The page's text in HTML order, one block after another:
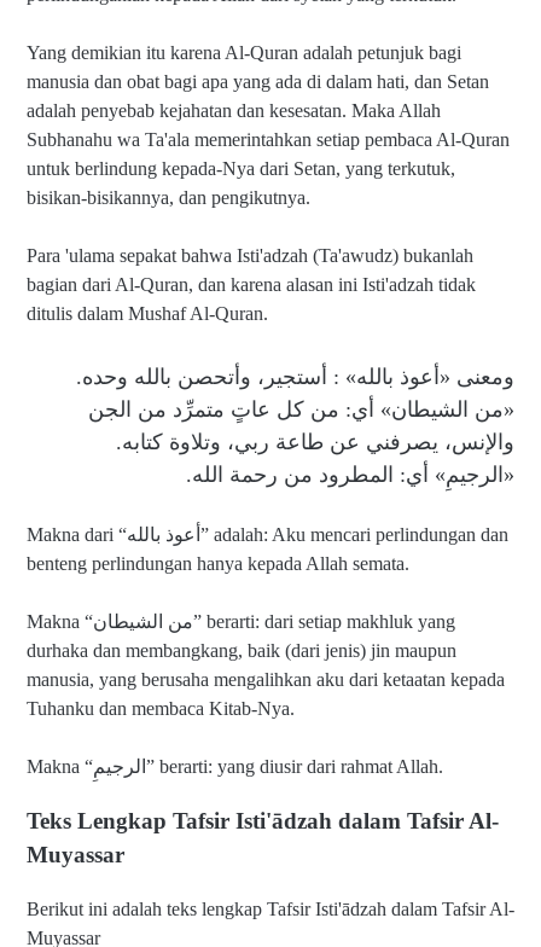
Yang demikian itu karena Al-Quran adalah petunjuk bagi
manusia dan obat bagi apa yang ada di dalam hati, dan Setan
adalah penyebab kejahatan dan kesesatan. Maka Allah
Subhanahu wa Ta'ala memerintahkan setiap pembaca Al-Quran
untuk berlindung kepada-Nya dari Setan, yang terkutuk,
bisikan-bisikannya, dan pengikutnya.
Para 'ulama sepakat bahwa Isti'adzah (Ta'awudz) bukanlah
bagian dari Al-Quran, dan karena alasan ini Isti'adzah tidak
ditulis dalam Mushaf Al-Quran.
ومعنى «أعوذ بالله» : أستجير، وأتحصن بالله وحده.
«من الشيطان» أي: من كل عاتٍ متمرِّد من الجن
والإنس، يصرفني عن طاعة ربي، وتلاوة كتابه.
«الرجيمِ» أي: المطرود من رحمة الله.
Makna dari “أعوذ بالله” adalah: Aku mencari perlindungan dan
benteng perlindungan hanya kepada Allah semata.
Makna “من الشيطان” berarti: dari setiap makhluk yang
durhaka dan membangkang, baik (dari jenis) jin maupun
manusia, yang berusaha mengalihkan aku dari ketaatan kepada
Tuhanku dan membaca Kitab-Nya.
Makna “الرجيمِ” berarti: yang diusir dari rahmat Allah.
Teks Lengkap Tafsir Isti'ādzah dalam Tafsir Al-
Muyassar
Berikut ini adalah teks lengkap Tafsir Isti'ādzah dalam Tafsir Al-
Muyassar